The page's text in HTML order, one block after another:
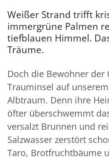
Weißer Strand trifft
immergrüne Palmen
tiefblauen Himmel.
Träume.
Doch die Bewohner der
Trauminsel auf
Albtraum. Denn ihre
öfter überschwemmt
versalzt Brunnen und
Salzwasser zerstört
Taro, Brotfruchtbäume